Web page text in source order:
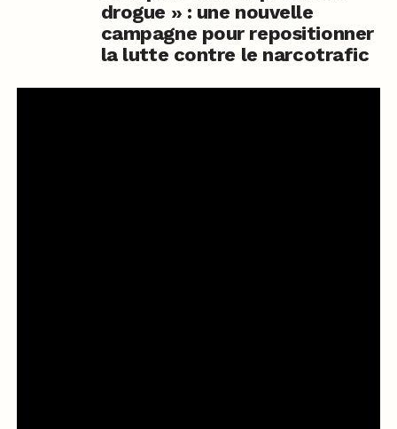
drogue » : une nouvelle
campagne pour repositionner
la lutte contre le narcotrafic